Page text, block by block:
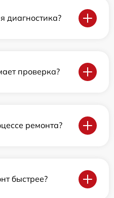
диагностика?
проверка?
ремонта?
быстрее?